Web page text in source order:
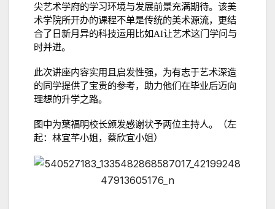
尖艺术学府的学习环境与发展前景充满期待。该美
术学院所开办的课程不单是传统的美术源流，更结
合了日新月异的科技运用比如AI让艺术这门学问与
时并进。
此次讲座内容实用且启发性强，为有志于艺术深造
的同学提供了宝贵的参考，助力他们在毕业后迈向
理想的升学之路。
图中为葉福明校长颁发感谢状予两位主持人。（左
起：林宜芊小姐，蔡欣宜小姐）